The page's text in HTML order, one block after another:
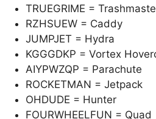
TRUEGRIME =
RZHSUEW = Caddy
JUMPJET = Hydra
KGGGDKP = Vortex
AIYPWZQP = Parachute
ROCKETMAN = Jetpack
OHDUDE = Hunter
FOURWHEELFUN = Quad